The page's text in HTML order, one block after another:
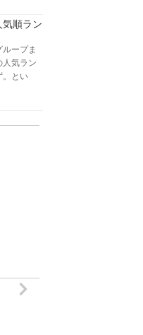
気順ラン
ープま
人気ラン
。とい